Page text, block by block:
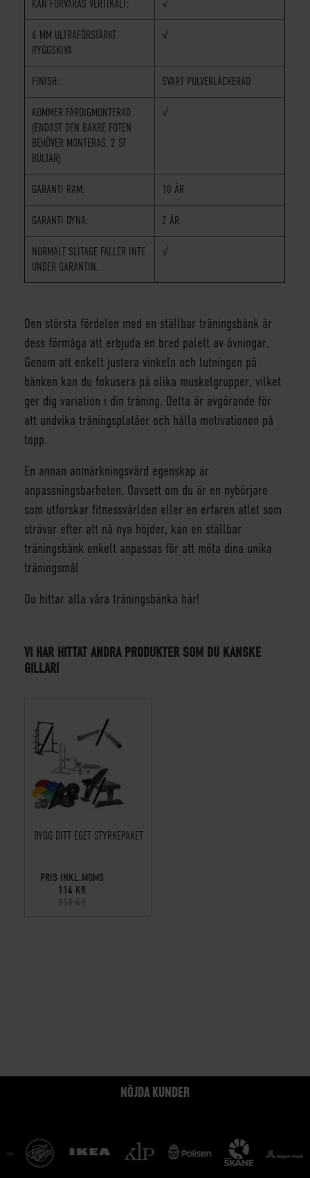
KAN FÖRVARAS VERTIKALT: √
6 MM ULTRAFÖRSTÄRKT
RYGGSKIVA
√
FINISH: SVART PULVERLACKERAD
KOMMER FÄRDIGMONTERAD
(ENDAST DEN BAKRE FOTEN
BEHÖVER MONTERAS, 2 ST
BULTAR)
√
GARANTI RAM: 10 ÅR
GARANTI DYNA: 2 ÅR
NORMALT SLITAGE FALLER INTE
UNDER GARANTIN.
√
Den största fördelen med en ställbar träningsbänk är
dess förmåga att erbjuda en bred palett av övningar.
Genom att enkelt justera vinkeln och lutningen på
bänken kan du fokusera på olika muskelgrupper, vilket
ger dig variation i din träning. Detta är avgörande för
att undvika träningsplatåer och hålla motivationen på
topp.
En annan anmärkningsvärd egenskap är
anpassningsbarheten. Oavsett om du är en nybörjare
som utforskar fitnessvärlden eller en erfaren atlet som
strävar efter att nå nya höjder, kan en ställbar
träningsbänk enkelt anpassas för att möta dina unika
träningsmål
Du hittar alla våra träningsbänka här!
VI HAR HITTAT ANDRA PRODUKTER SOM DU KANSKE
GILLAR!
BYGG DITT EGET STYRKEPAKET
PRIS INKL.MOMS
114 KR
118 KR
NÖJDA KUNDER